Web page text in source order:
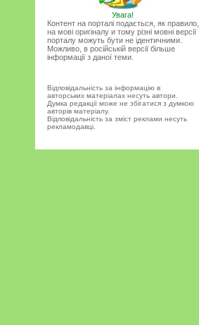
Увага!
Контент на порталі подається, як правило,
на мові оригіналу и тому різні мовні версії
порталу можуть бути не ідентичними.
Можливо, в російській версії більше
інформації з даної теми.
Відповідальність за інформацію в
авторських матеріалах несуть автори.
Думка редакції може не збігатися з думкою
авторів матеріалу.
Відповідальність за зміст реклами несуть
рекламодавці.